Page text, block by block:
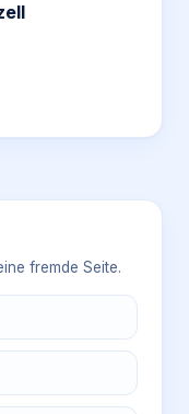
fremde Seite.